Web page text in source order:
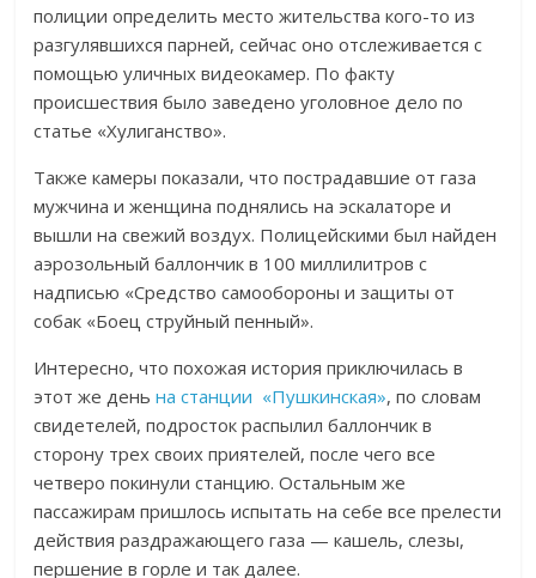
полиции определить место жительства кого-то из
разгулявшихся парней, сейчас оно отслеживается с
помощью уличных видеокамер. По факту
происшествия было заведено уголовное дело по
статье «Хулиганство».
Также камеры показали, что пострадавшие от газа
мужчина и женщина поднялись на эскалаторе и
вышли на свежий воздух. Полицейскими был найден
аэрозольный баллончик в 100 миллилитров с
надписью «Средство самообороны и защиты от
собак «Боец струйный пенный».
Интересно, что похожая история приключилась в
этот же день на станции «Пушкинская», по словам
свидетелей, подросток распылил баллончик в
сторону трех своих приятелей, после чего все
четверо покинули станцию. Остальным же
пассажирам пришлось испытать на себе все прелести
действия раздражающего газа — кашель, слезы,
першение в горле и так далее.